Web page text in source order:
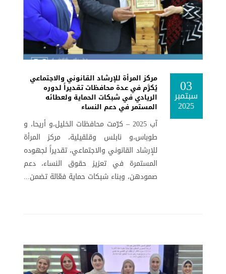
03
سبتمبر
2025
مركز المرأة للإرشاد القانوني والاجتماعي
يُكرَّم في عدة محافظات تقديراً لدوره
الريادي في شبكات الحماية ولعطائه
المستمر في دعم النساء
آب 2025 – كرّمت محافظات الخليل،و أريحا، و
طوباس،و نابلس وقلقيلية، مركز المرأة
للإرشاد القانوني والاجتماعي، تقديراً لجهوده
المستمرة في تعزيز حقوق النساء، دعم
صمودهن، وبناء شبكات حماية فعّالة تضمن...